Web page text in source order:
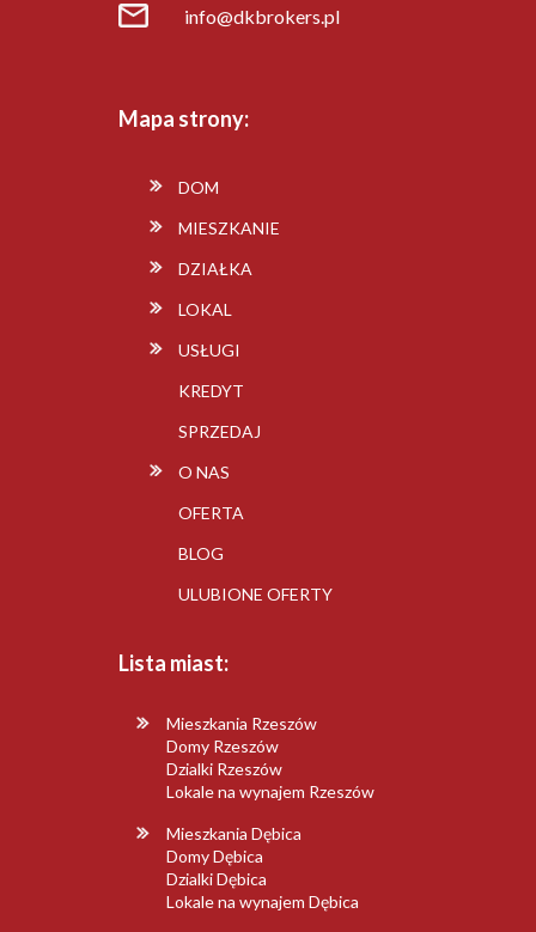
info@dkbrokers.pl
Mapa strony:
DOM
MIESZKANIE
DZIAŁKA
LOKAL
USŁUGI
KREDYT
SPRZEDAJ
O NAS
OFERTA
BLOG
ULUBIONE OFERTY
Lista miast:
Mieszkania Rzeszów
Domy Rzeszów
Dzialki Rzeszów
Lokale na wynajem Rzeszów
Mieszkania Dębica
Domy Dębica
Dzialki Dębica
Lokale na wynajem Dębica